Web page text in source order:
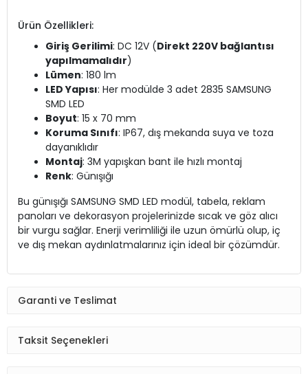
Ürün Özellikleri:
Giriş Gerilimi: DC 12V (Direkt 220V bağlantısı
yapılmamalıdır)
Lümen: 180 lm
LED Yapısı: Her modülde 3 adet 2835 SAMSUNG
SMD LED
Boyut: 15 x 70 mm
Koruma Sınıfı: IP67, dış mekanda suya ve toza
dayanıklıdır
Montaj: 3M yapışkan bant ile hızlı montaj
Renk: Günışığı
Bu günışığı SAMSUNG SMD LED modül, tabela, reklam
panoları ve dekorasyon projelerinizde sıcak ve göz alıcı
bir vurgu sağlar. Enerji verimliliği ile uzun ömürlü olup, iç
ve dış mekan aydınlatmalarınız için ideal bir çözümdür.
Garanti ve Teslimat
Taksit Seçenekleri